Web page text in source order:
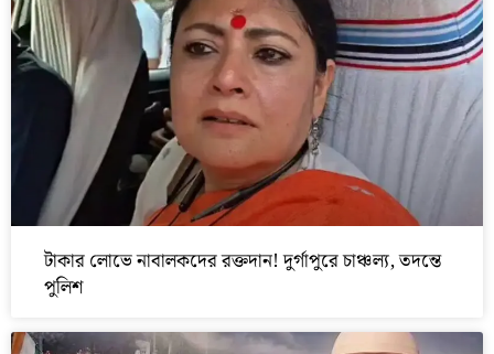
টাকার লোভে নাবালকদের রক্তদান! দুর্গাপুরে চাঞ্চল্য, তদন্তে
পুলিশ